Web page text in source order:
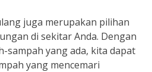
juga merupakan pilihan
di sekitar Anda. Dengan
sampah yang ada, kita dapat
yang mencemari